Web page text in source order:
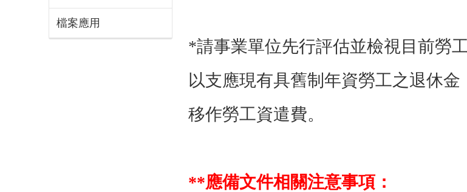
檔案應用
*請事業單位先行評估並檢視目前勞
以支應現有具舊制年資勞工之退休
移作勞工資遣費。
**應備文件相關注意事項：